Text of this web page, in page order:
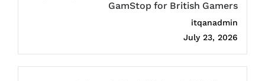
GamStop for British Gamers
itqanadmin
July 23, 2026